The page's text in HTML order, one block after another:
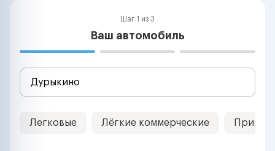
Шаг 1 из 3
Ваш автомобиль
Легковые Лёгкие коммерческие